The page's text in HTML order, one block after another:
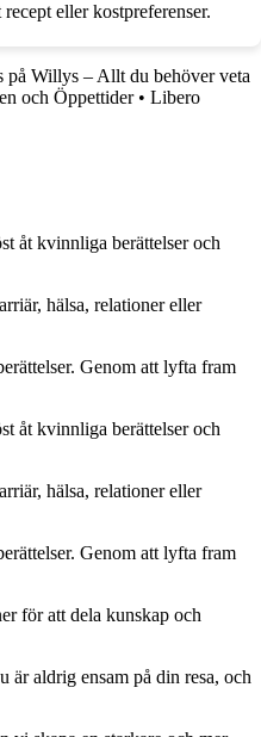
eller kostpreferenser.
på Willys – Allt du behöver veta
och Öppettider• Libero
åt kvinnliga berättelser och
hälsa, relationer eller
Genom att lyfta fram
åt kvinnliga berättelser och
hälsa, relationer eller
Genom att lyfta fram
för att dela kunskap och
aldrig ensam på din resa, och